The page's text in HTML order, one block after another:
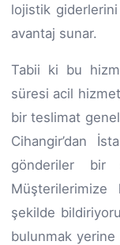
lojistik
avantaj sunar.
Tabii ki bu
süresi acil
bir teslimat
Cihangir’dan
gönderiler bir
şekilde
bulunmak